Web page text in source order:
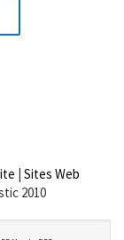
| Sites Web
2010